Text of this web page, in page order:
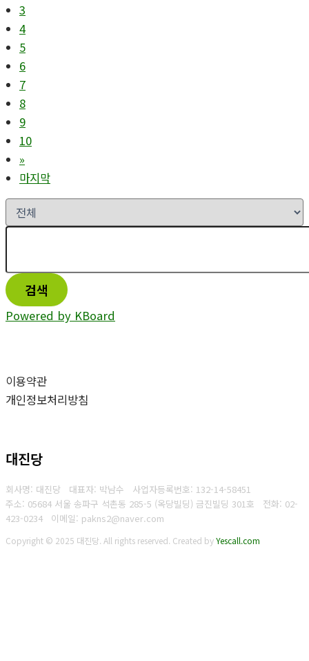
3
4
5
6
7
8
9
10
»
마지막
검색
Powered by KBoard
이용약관
개인정보처리방침
대진당
회사명: 대진당 대표자: 박남수 사업자등록번호: 132-14-58451
주소: 05684 서울 송파구 석촌동 285-5 (옥당빌딩) 금진빌딩 301호 전화: 02-
423-0234 이메일: pakns2@naver.com
Copyright © 2025 대진당. All rights reserved. Created byYescall.com